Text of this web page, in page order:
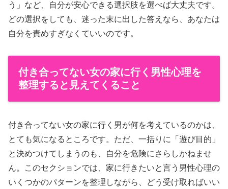
う」など、自分が安心できる選択肢を選べば大丈夫です。
どの選択をしても、迷った末に出した答えなら、あなたは
自分を責めすぎなくていいのです。
付き合ってない女の家に行く男性心理を
整理すると見えてくること
付き合ってない女の家に行く男が何を考えているのかは、
とても気になるところです。ただ、一括りに「遊び目的」
と決めつけてしまうのも、自分を危険にさらしかねませ
ん。このセクションでは、家に行きたいと言う男性心理の
いくつかのパターンを整理しながら、どう受け取ればいい